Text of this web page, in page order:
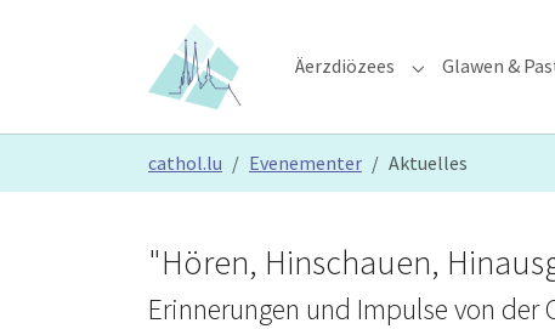
Äerzdiözees Submenu for
Glawen &
cathol.lu Evenementer Aktuelles
"Hören, Hinschauen,
Erinnerungen und Impulse von der